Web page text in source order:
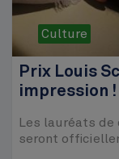
Culture
Prix Louis
impression !
Les lauréats
seront